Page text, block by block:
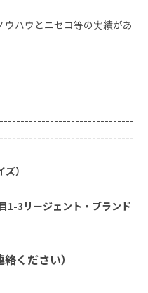
ハウとニセコ等の実績があ
）
1-3リージェント・ブランド
ください）